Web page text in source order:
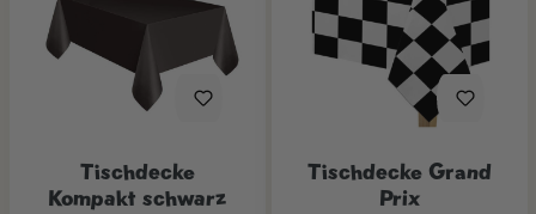
Tischdecke
Kompakt schwarz
Tischdecke Grand
Prix